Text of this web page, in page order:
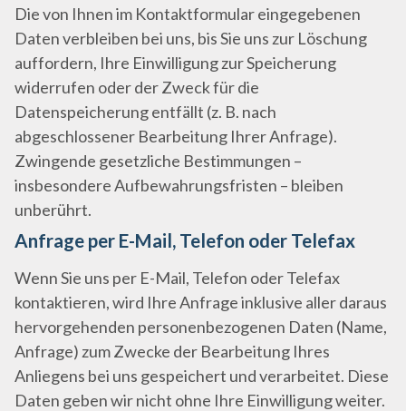
Die von Ihnen im Kontaktformular eingegebenen
Daten verbleiben bei uns, bis Sie uns zur Löschung
auffordern, Ihre Einwilligung zur Speicherung
widerrufen oder der Zweck für die
Datenspeicherung entfällt (z. B. nach
abgeschlossener Bearbeitung Ihrer Anfrage).
Zwingende gesetzliche Bestimmungen –
insbesondere Aufbewahrungsfristen – bleiben
unberührt.
Anfrage per E-Mail, Telefon oder Telefax
Wenn Sie uns per E-Mail, Telefon oder Telefax
kontaktieren, wird Ihre Anfrage inklusive aller daraus
hervorgehenden personenbezogenen Daten (Name,
Anfrage) zum Zwecke der Bearbeitung Ihres
Anliegens bei uns gespeichert und verarbeitet. Diese
Daten geben wir nicht ohne Ihre Einwilligung weiter.